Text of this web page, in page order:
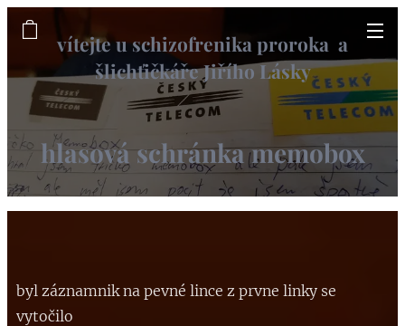
vítejte u schizofrenika proroka a
šlichťičkáře Jiřího Lásky
informační web
hlasová schránka memobox
byl záznamnik na pevné lince z prvne linky se
vytočilo